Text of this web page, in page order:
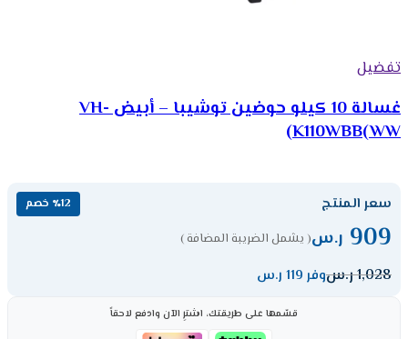
تفضيل
غسالة 10 كيلو حوضين توشيبا – أبيض VH-
K110WBB(WW)
سعر المنتج ٪12 خصم
909 ر.س( يشمل الضريبة المضافة )
1,028ر.سوفر 119 ر.س
قسّمها على طريقتك، اشترِ الآن وادفع لاحقاً